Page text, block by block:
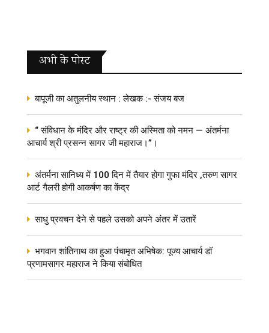
अभी के पोस्‍ट
बापूजी का अतुलनीय स्थान : लेखक :- संजय बज
“ संविधान के मंदिर और राष्ट्र की अस्मिता को नमन — अंतर्मना
आचार्य श्री प्रसन्न सागर जी महाराज।”।
अंतर्मना सानिध्य में 100 दिन में तैयार होगा गुफा मंदिर ,तरुण सागर
आर्ट गैलरी होगी आकर्षण का केंद्र
साधु प्रवचन देने से पहले उसको अपने अंतर में उतारें
भगवान शांतिनाथ का हुआ पंचामृत अभिषेक: पूज्य आचार्य डॉ
प्रणामसागर महाराज ने किया संबोधित